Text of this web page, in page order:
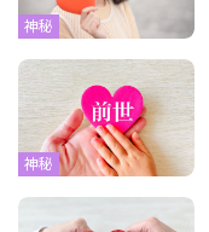
神秘
神秘